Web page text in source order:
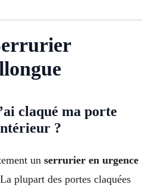
claqué ma porte
?
un serrurier en urgence
plupart des portes claquées